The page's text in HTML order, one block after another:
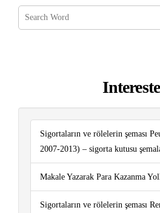
Sigortaların ve rölelerin şeması
2007-2013) – sigorta kutusu
Makale Yazarak Para Kazanma
Sigortaların ve rölelerin şeması